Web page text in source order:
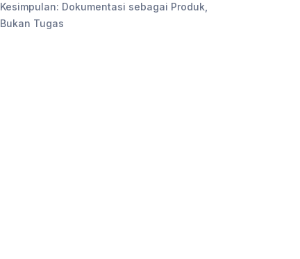
Kesimpulan: Dokumentasi sebagai Produk,
Bukan Tugas